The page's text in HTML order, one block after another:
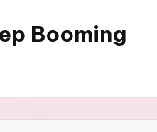
Booming